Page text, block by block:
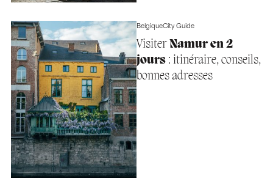
BelgiqueCity Guide
VisiterNamur en 2
jours: itinéraire, conseils,
bonnes adresses